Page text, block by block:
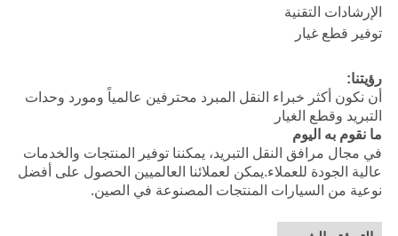
الإرشادات التقنية
توفير قطع غيار
رؤيتنا:
أن نكون أكثر خبراء النقل المبرد محترفين عالمياً ومورد وحدات
التبريد وقطع الغيار
ما نقوم به اليوم
في مجال مرافق النقل التبريد، يمكننا توفير المنتجات والخدمات
عالية الجودة للعملاء.يمكن لعملائنا العالميين الحصول على أفضل
نوعية من السيارات المنتجات المصنوعة في الصين.